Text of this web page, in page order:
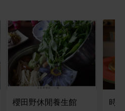
櫻田野休閒養生館 時